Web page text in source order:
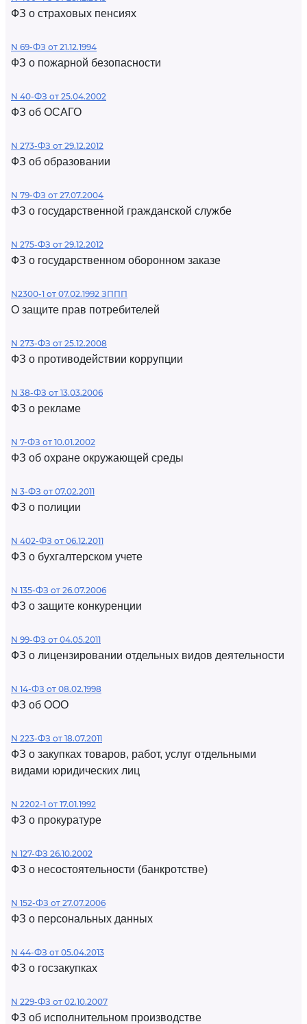
ФЗ о страховых пенсиях
N 69-ФЗ от 21.12.1994
ФЗ о пожарной безопасности
N 40-ФЗ от 25.04.2002
ФЗ об ОСАГО
N 273-ФЗ от 29.12.2012
ФЗ об образовании
N 79-ФЗ от 27.07.2004
ФЗ о государственной гражданской службе
N 275-ФЗ от 29.12.2012
ФЗ о государственном оборонном заказе
N2300-1 от 07.02.1992 ЗППП
О защите прав потребителей
N 273-ФЗ от 25.12.2008
ФЗ о противодействии коррупции
N 38-ФЗ от 13.03.2006
ФЗ о рекламе
N 7-ФЗ от 10.01.2002
ФЗ об охране окружающей среды
N 3-ФЗ от 07.02.2011
ФЗ о полиции
N 402-ФЗ от 06.12.2011
ФЗ о бухгалтерском учете
N 135-ФЗ от 26.07.2006
ФЗ о защите конкуренции
N 99-ФЗ от 04.05.2011
ФЗ о лицензировании отдельных видов деятельности
N 14-ФЗ от 08.02.1998
ФЗ об ООО
N 223-ФЗ от 18.07.2011
ФЗ о закупках товаров, работ, услуг отдельными
видами юридических лиц
N 2202-1 от 17.01.1992
ФЗ о прокуратуре
N 127-ФЗ 26.10.2002
ФЗ о несостоятельности (банкротстве)
N 152-ФЗ от 27.07.2006
ФЗ о персональных данных
N 44-ФЗ от 05.04.2013
ФЗ о госзакупках
N 229-ФЗ от 02.10.2007
ФЗ об исполнительном производстве